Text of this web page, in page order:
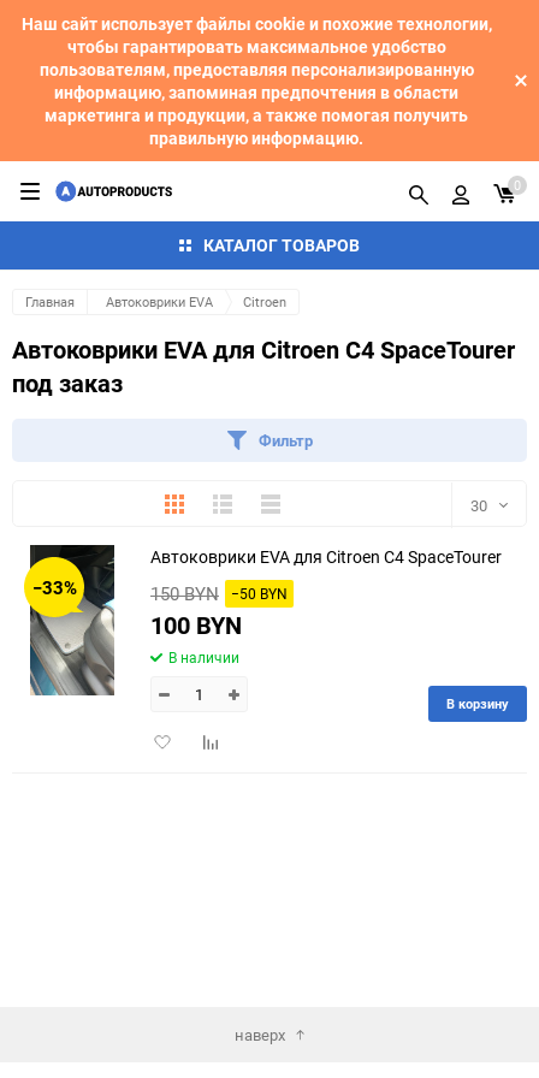
Наш сайт использует файлы cookie и похожие технологии,
чтобы гарантировать максимальное удобство
пользователям, предоставляя персонализированную
информацию, запоминая предпочтения в области
маркетинга и продукции, а также помогая получить
правильную информацию.
КАТАЛОГ ТОВАРОВ
0
Главная Автоковрики EVA Citroen
Автоковрики EVA для Citroen C4 SpaceTourer
под заказ
Фильтр
ПлиткаПодробноКомпактно 30
30
150
−33%
Автоковрики EVA для Citroen C4 SpaceTourer
150 BYN −50 BYN
100 BYN
В наличии
ДобавитьДобавить
В корзину
наверх